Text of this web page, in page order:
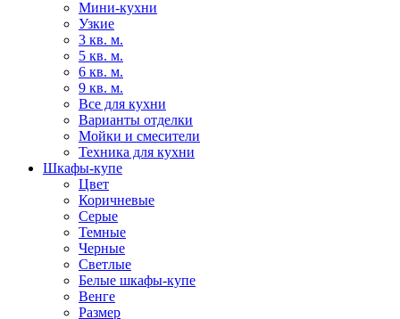
Мини-кухни
Узкие
3 кв. м.
5 кв. м.
6 кв. м.
9 кв. м.
Все для кухни
Варианты отделки
Мойки и смесители
Техника для кухни
Шкафы-купе
Цвет
Коричневые
Серые
Темные
Черные
Светлые
Белые шкафы-купе
Венге
Размер